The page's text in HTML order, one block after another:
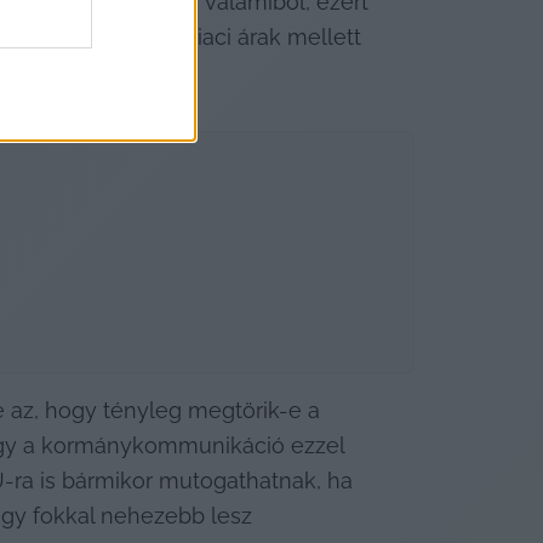
magas világpiaci árak mellett
az, hogy tényleg megtörik-e a
a kormánykommunikáció ezzel
is bármikor mutogathatnak, ha
fokkal nehezebb lesz